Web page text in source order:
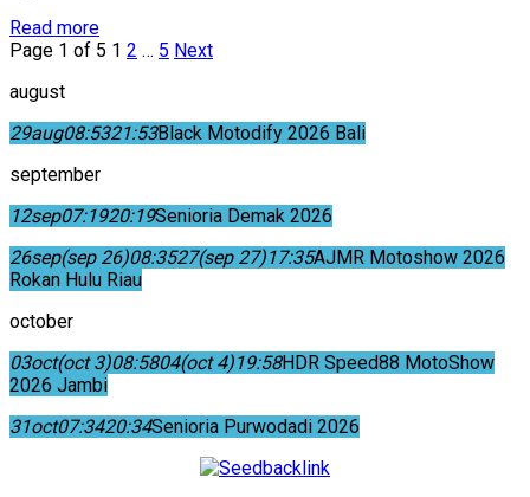
Read more
Page 1 of 5 1 2 … 5 Next
august
29aug08:5321:53Black Motodify 2026 Bali
september
12sep07:1920:19Senioria Demak 2026
26sep(sep 26)08:3527(sep 27)17:35AJMR Motoshow 2026
Rokan Hulu Riau
october
03oct(oct 3)08:5804(oct 4)19:58HDR Speed88 MotoShow
2026 Jambi
31oct07:3420:34Senioria Purwodadi 2026